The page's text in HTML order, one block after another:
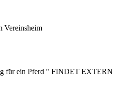
Vereinsheim
für ein Pferd " FINDET EXTERN